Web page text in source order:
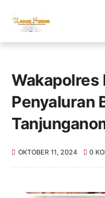
Wakapolres
Penyaluran
OKTOBER 11, 2024 0